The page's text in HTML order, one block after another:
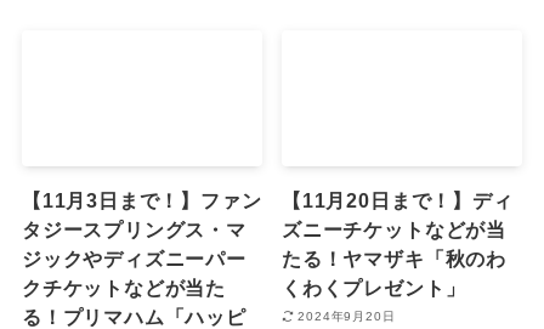
【11月3日まで！】ファン
タジースプリングス・マ
ジックやディズニーパー
クチケットなどが当た
る！プリマハム「ハッピ
【11月20日まで！】ディ
ズニーチケットなどが当
たる！ヤマザキ「秋のわ
くわくプレゼント」
2024年9月20日